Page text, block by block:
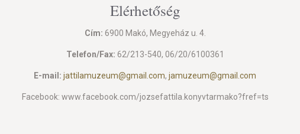
Elérhetőség
Cím: 6900 Makó, Megyeház u. 4.
Telefon/Fax: 62/213-540, 06/20/6100361
E-mail: jattilamuzeum@gmail.com, jamuzeum@gmail.com
Facebook: www.facebook.com/jozsefattila.konyvtarmako?fref=ts